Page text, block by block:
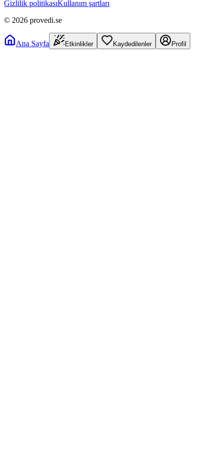
Gizlilik politikasıKullanım şartları
© 2026 provedi.se
Ana Sayfa Etkinlikler Kaydedilenler Profil